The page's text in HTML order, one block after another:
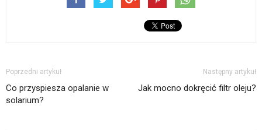
Poprzedni artykuł
Co przyspiesza opalanie w
solarium?
Następny artykuł
Jak mocno dokręcić filtr oleju?